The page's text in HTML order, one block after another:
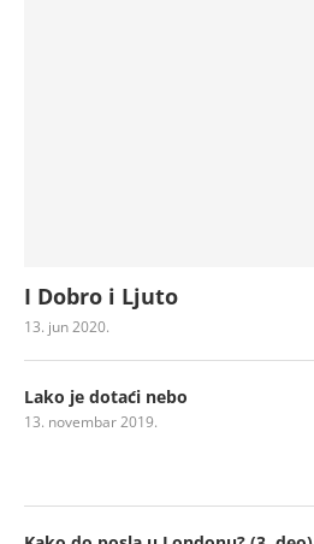
I Dobro i Ljuto
13. jun 2020.
Lako je dotaći nebo
13. novembar 2019.